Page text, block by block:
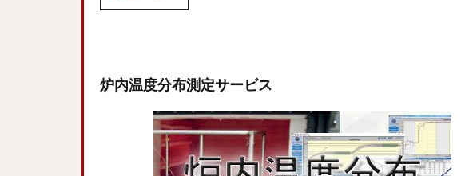
炉内温度分布測定サービス